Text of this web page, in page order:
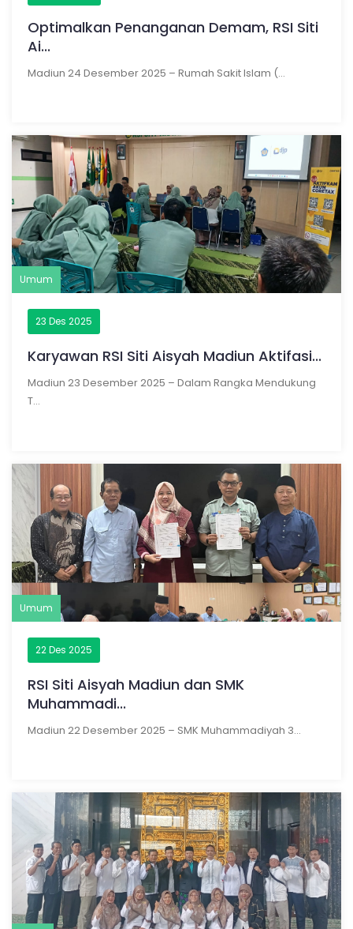
Optimalkan Penanganan Demam, RSI Siti
Ai...
Madiun 24 Desember 2025 – Rumah Sakit Islam (...
Umum
23 Des 2025
Karyawan RSI Siti Aisyah Madiun Aktifasi...
Madiun 23 Desember 2025 – Dalam Rangka Mendukung
T...
Umum
22 Des 2025
RSI Siti Aisyah Madiun dan SMK
Muhammadi...
Madiun 22 Desember 2025 – SMK Muhammadiyah 3...